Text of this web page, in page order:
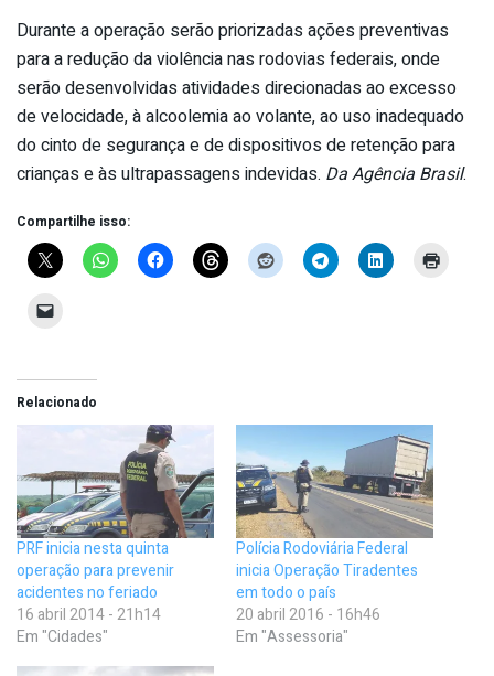
Durante a operação serão priorizadas ações preventivas
para a redução da violência nas rodovias federais, onde
serão desenvolvidas atividades direcionadas ao excesso
de velocidade, à alcoolemia ao volante, ao uso inadequado
do cinto de segurança e de dispositivos de retenção para
crianças e às ultrapassagens indevidas. Da Agência Brasil.
Compartilhe isso:
Relacionado
PRF inicia nesta quinta
operação para prevenir
acidentes no feriado
16 abril 2014 - 21h14
Em "Cidades"
Polícia Rodoviária Federal
inicia Operação Tiradentes
em todo o país
20 abril 2016 - 16h46
Em "Assessoria"